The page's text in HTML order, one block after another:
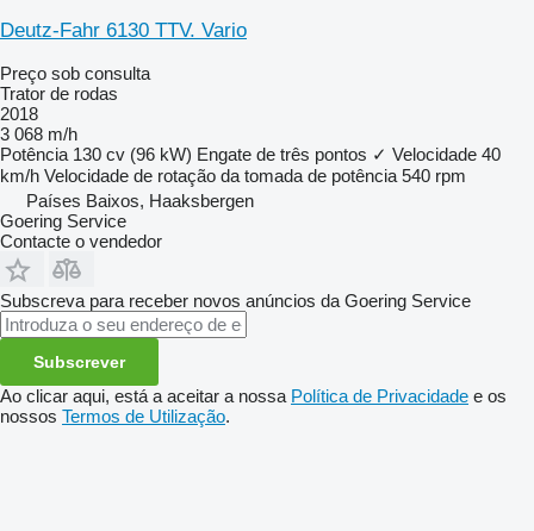
Deutz-Fahr 6130 TTV. Vario
Preço sob consulta
Trator de rodas
2018
3 068 m/h
Potência 130 cv (96 kW) Engate de três pontos ✓ Velocidade 40
km/h Velocidade de rotação da tomada de potência 540 rpm
Países Baixos, Haaksbergen
Goering Service
Contacte o vendedor
Subscreva para receber novos anúncios da Goering Service
Subscrever
Ao clicar aqui, está a aceitar a nossa Política de Privacidade e os
nossos Termos de Utilização.